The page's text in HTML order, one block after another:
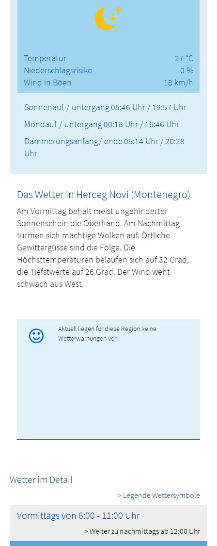
Temperatur
Niederschlagsrisiko
Wind in Böen
27 °C
0 %
18 km/h
Sonnenauf-/-untergang05:46 Uhr / 19:57 Uhr
Mondauf-/-untergang00:18 Uhr / 16:46 Uhr
Dämmerungsanfang/-ende05:14 Uhr / 20:28
Uhr
Das Wetter in Herceg Novi (Montenegro)
Am Vormittag behält meist ungehinderter
Sonnenschein die Oberhand. Am Nachmittag
türmen sich mächtige Wolken auf. Örtliche
Gewittergüsse sind die Folge. Die
Höchsttemperaturen belaufen sich auf 32 Grad,
die Tiefstwerte auf 26 Grad. Der Wind weht
schwach aus West.
Aktuell liegen für diese Region keine
Wetterwarnungen vor!
Wetter im Detail
> Legende Wettersymbole
Vormittags von 6:00 - 11:00 Uhr
> Weiter zu nachmittags ab 12:00 Uhr